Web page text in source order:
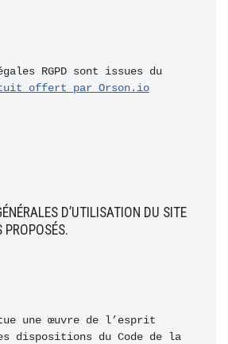
offert par Orson.io
D’UTILISATION DU SITE
PROPOSÉS.
une œuvre de l’esprit
dispositions du Code de la